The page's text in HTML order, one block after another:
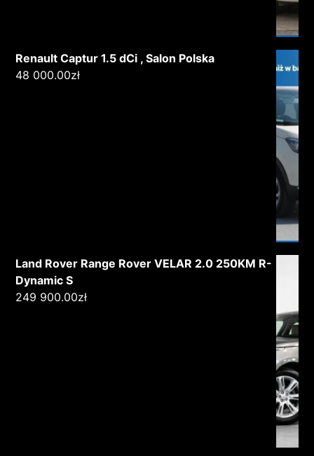
Renault Captur 1.5 dCi , Salon Polska
48 000.00zł
Land Rover Range Rover VELAR 2.0 250KM R-
Dynamic S
249 900.00zł